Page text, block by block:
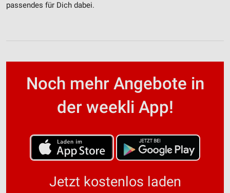
passendes für Dich dabei.
Noch mehr Angebote in
der weekli App!
Jetzt kostenlos laden